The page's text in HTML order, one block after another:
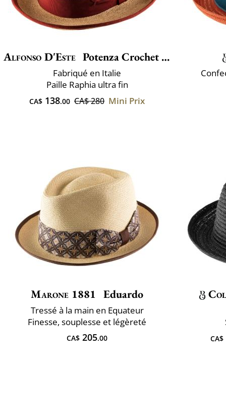
Alfonso D'Este Potenza Crochet Fino
Fabriqué en Italie
Paille Raphia ultra fin
CA$ 138.00 CA$ 280 Mini Prix
Marone 1881 Eduardo
Tressé à la main en Equateur
Finesse, souplesse et légèreté
CA$ 205.00 CA$